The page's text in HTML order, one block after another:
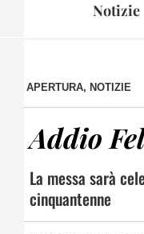
Notizie
APERTURA, NOTIZIE
Addio
La messa sarà
cinquantenne